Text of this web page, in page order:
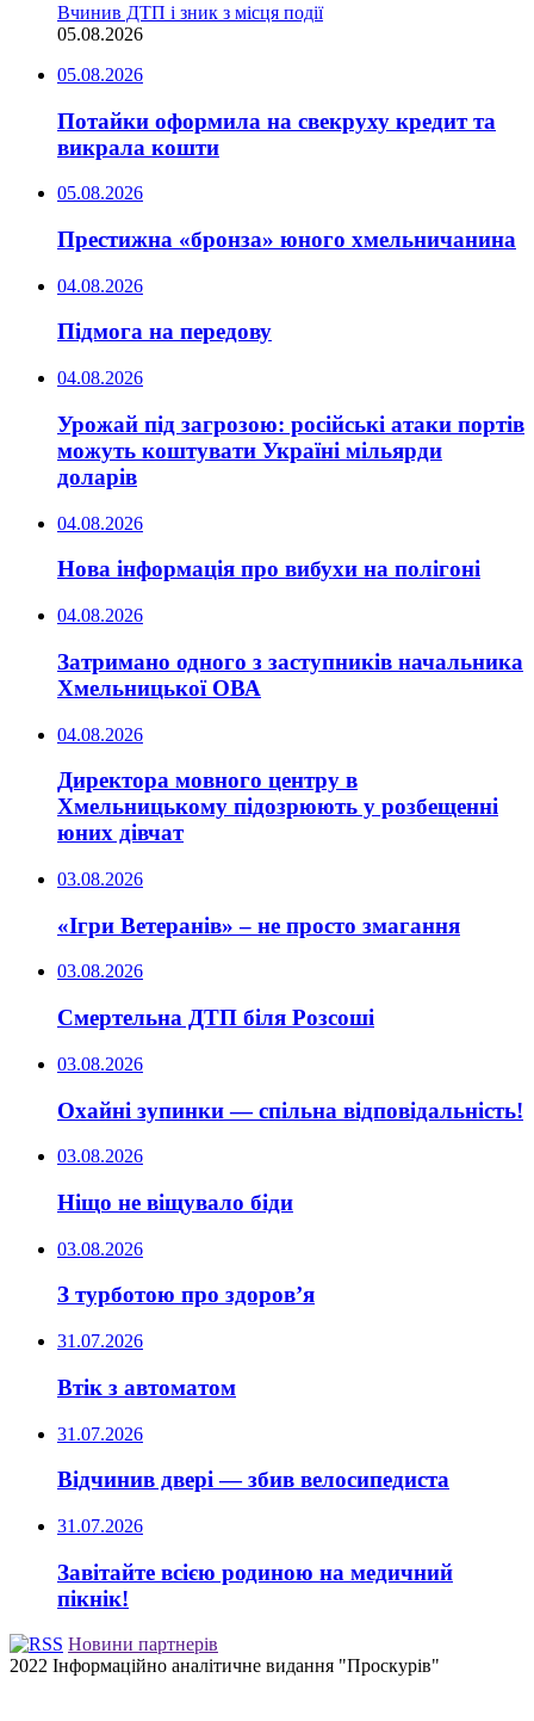
Вчинив ДТП і зник з місця події
05.08.2026
05.08.2026
Потайки оформила на свекруху кредит та
викрала кошти
05.08.2026
Престижна «бронза» юного хмельничанина
04.08.2026
Підмога на передову
04.08.2026
Урожай під загрозою: російські атаки портів
можуть коштувати Україні мільярди
доларів
04.08.2026
Нова інформація про вибухи на полігоні
04.08.2026
Затримано одного з заступників начальника
Хмельницької ОВА
04.08.2026
Директора мовного центру в
Хмельницькому підозрюють у розбещенні
юних дівчат
03.08.2026
«Ігри Ветеранів» – не просто змагання
03.08.2026
Смертельна ДТП біля Розсоші
03.08.2026
Охайні зупинки — спільна відповідальність!
03.08.2026
Ніщо не віщувало біди
03.08.2026
З турботою про здоров’я
31.07.2026
Втік з автоматом
31.07.2026
Відчинив двері — збив велосипедиста
31.07.2026
Завітайте всією родиною на медичний
пікнік!
Новини партнерів
2022 Інформаційно аналітичне видання "Проскурів"